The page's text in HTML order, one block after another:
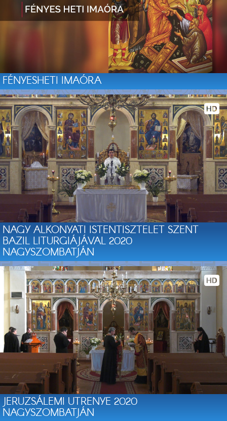
FÉNYESHETI IMAÓRA
NAGY ALKONYATI ISTENTISZTELET SZENT
BAZIL LITURGIÁJÁVAL 2020
NAGYSZOMBATJÁN
JERUZSÁLEMI UTRENYE 2020
NAGYSZOMBATJÁN